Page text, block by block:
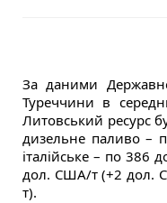
За даними
Туреччини в
Литовський ресурс
дизельне паливо –
італійське – по 386
дол. США/т (+2 дол.
т).